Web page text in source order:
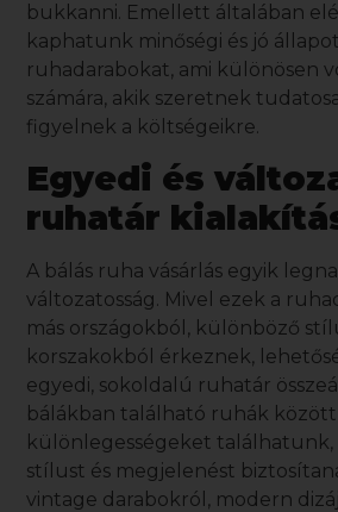
bukkanni. Emellett általában
kaphatunk minőségi és jó
ruhadarabokat, ami különösen
számára, akik szeretnek
figyelnek a költségeikre.
Egyedi és
ruhatár
A bálás ruha vásárlás egyik
változatosság. Mivel ezek a
más országokból, különböző
korszakokból érkeznek,
egyedi, sokoldalú ruhatár
bálákban található ruhák között
különlegességeket találhatunk,
stílust és megjelenést
vintage darabokról, modern